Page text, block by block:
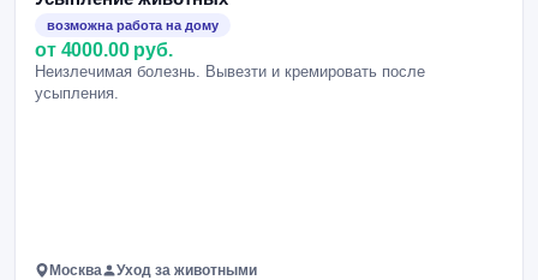
возможна работа на дому
от 4000.00 руб.
Неизлечимая болезнь. Вывезти и кремировать после
усыпления.
Москва Уход за животными